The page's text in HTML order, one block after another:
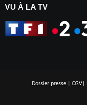
VU À LA TV
Dossier presse CGV